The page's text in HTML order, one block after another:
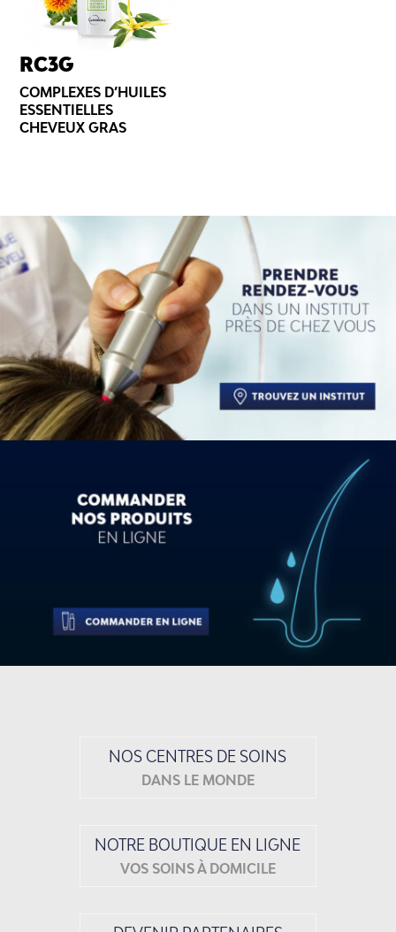
RC3G
COMPLEXES D’HUILES
ESSENTIELLES
CHEVEUX GRAS
NOS CENTRES DE SOINS
DANS LE MONDE
NOTRE BOUTIQUE EN LIGNE
VOS SOINS À DOMICILE